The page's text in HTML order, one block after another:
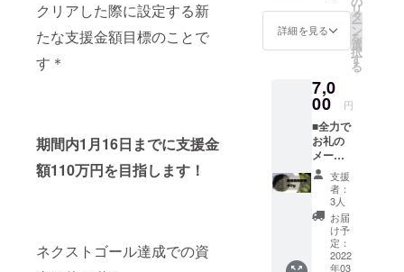
クリアした際に設定する新
たな支援金額目標のことで
す＊
期間内1月16日までに支援金
額110万円を目指します！
ネクストゴール達成での資
動中。より
巻き込み、
事業をス
タートする
ため、クラ
ウドファン
ディングに
初挑戦。
宜しくお願
す！
カー
THE
TEAの
厳選し
県内茶
葉を20g
お送り
しま
す。
（約12
杯分）
・・・
一回当
たり約
5gほど
使用
し、3煎
詳細を見る
リ
タ
ー
ン
を
選
択
す
る
7,0
00 円
■全力で
お礼の
メール
■THE
TEA 厳
選高級
茶葉40g
■THE
TEA オ
リジナ
支援
者：
3人
お届
け予
定：
2022
年03